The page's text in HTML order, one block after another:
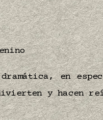
dramática, en
y hacen